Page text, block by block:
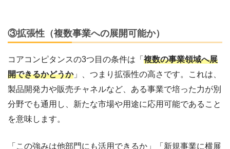
③拡張性（複数事業への展開可能か）
コアコンピタンスの3つ目の条件は「 複数の事業領域へ展
開できるかどうか」、つまり拡張性の高さです。これは、
製品開発力や販売チャネルなど、ある事業で培った力が別
分野でも通用し、新たな市場や用途に応用可能であること
を意味します。
「この強みは他部門にも活用できるか」「新規事業に横展